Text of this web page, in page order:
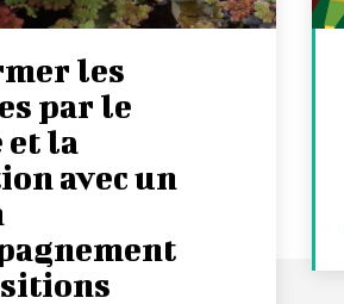
les
par le
et la
avec un